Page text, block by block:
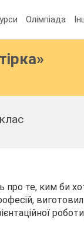
Олімпіада
про те, ким би